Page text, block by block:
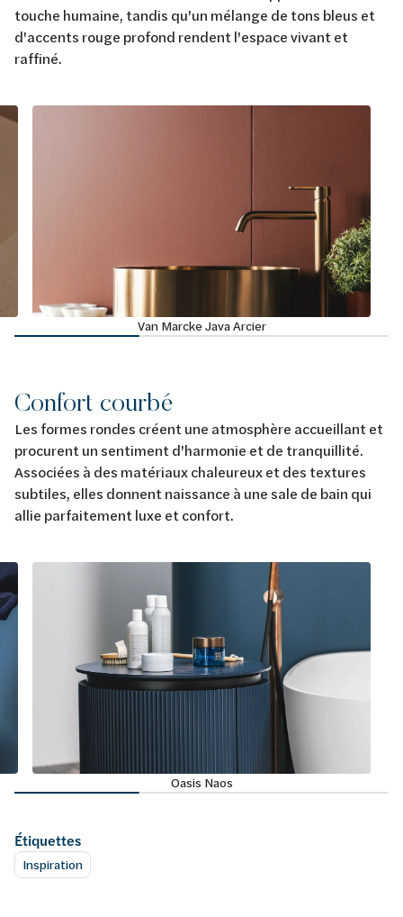
touche humaine, tandis qu'un mélange de tons bleus et
d'accents rouge profond rendent l'espace vivant et
raffiné.
Van Marcke Java Arcier
Confort courbé
Les formes rondes créent une atmosphère accueillant et
procurent un sentiment d'harmonie et de tranquillité.
Associées à des matériaux chaleureux et des textures
subtiles, elles donnent naissance à une sale de bain qui
allie parfaitement luxe et confort.
Oasis Naos
Étiquettes
Inspiration